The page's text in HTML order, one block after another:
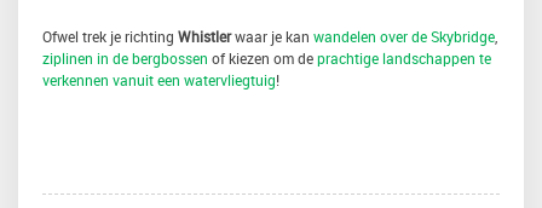
Ofwel trek je richting Whistlerwaar je kan wandelen over de Skybridge
ziplinen in de bergbossen of kiezen om deprachtige landschappen te
verkennen vanuit een watervliegtuig!